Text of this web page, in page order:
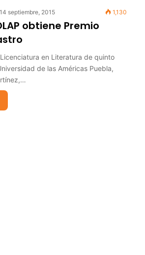
14 septiembre, 2015 1,130
obtiene Premio
en Literatura de quinto
de las Américas Puebla,